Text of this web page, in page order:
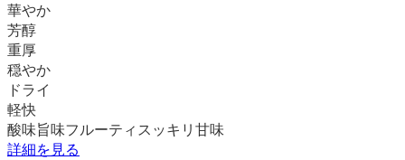
華やか
芳醇
重厚
穏やか
ドライ
軽快
酸味旨味フルーティ スッキリ 甘味
詳細を見る